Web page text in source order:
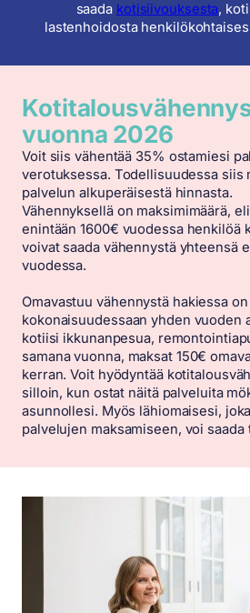
saada kotisiivouksesta,
lastenhoidosta
vuonna 2026
Voit siis vähentää 35% ostamiesi
verotuksessa. Todellisuudessa siis
palvelun alkuperäisestä hinnasta.
Vähennyksellä on maksimimäärä,
enintään 1600€ vuodessa henkilöä
voivat saada vähennystä yhteensä
vuodessa.
Omavastuu vähennystä hakiessa on
kokonaisuudessaan yhden vuoden
kotiisi ikkunanpesua,
samana vuonna, maksat 150€
kerran. Voit hyödyntää
silloin, kun ostat näitä palveluita
asunnollesi. Myös lähiomaisesi,
palvelujen maksamiseen, voi saada